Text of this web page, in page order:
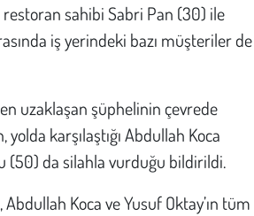
restoran sahibi Sabri Pan (30) ile
iş yerindeki bazı müşteriler de
uzaklaşan şüphelinin çevrede
karşılaştığı Abdullah Koca
(50) da silahla vurduğu bildirildi.
Koca ve Yusuf Oktay’ın tüm